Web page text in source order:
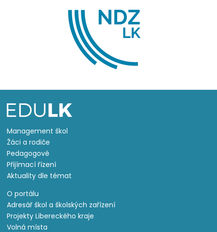
Management škol
Žáci a rodiče
Pedagogové
Přijímací řízení
Aktuality dle témat
O portálu
Adresář škol a školských zařízení
Projekty Libereckého kraje
Volná místa